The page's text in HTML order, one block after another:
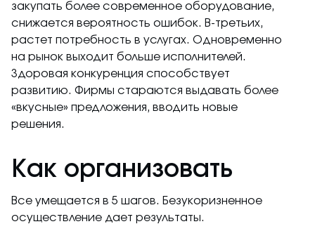
закупать более современное оборудование,
снижается вероятность ошибок. В-третьих,
растет потребность в услугах. Одновременно
на рынок выходит больше исполнителей.
Здоровая конкуренция способствует
развитию. Фирмы стараются выдавать более
«вкусные» предложения, вводить новые
решения.
Как организовать
Все умещается в 5 шагов. Безукоризненное
осуществление дает результаты.